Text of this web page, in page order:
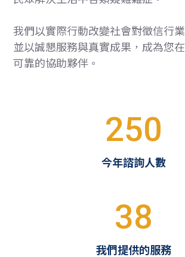
我們以實際行動改變社會對徵信行
並以誠懇服務與真實成果，成為您
可靠的協助夥伴。
250
今年諮詢人數
38
我們提供的服務